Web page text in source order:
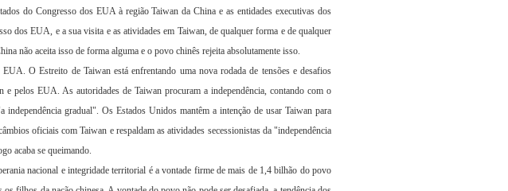
do Congresso dos EUA à região Taiwan da China e as entidades executivas dos
dos EUA, e a sua visita e as atividades em Taiwan, de qualquer forma e de qualquer
não aceita isso de forma alguma e o povo chinês rejeita absolutamente isso.
O Estreito de Taiwan está enfrentando uma nova rodada de tensões e desafios
e pelos EUA. As autoridades de Taiwan procuram a independência, contando com o
gradual". Os Estados Unidos mantêm a intenção de usar Taiwan para
oficiais com Taiwan e respaldam as atividades secessionistas da "independência
acaba se queimando.
nacional e integridade territorial é a vontade firme de mais de 1,4 bilhão do povo